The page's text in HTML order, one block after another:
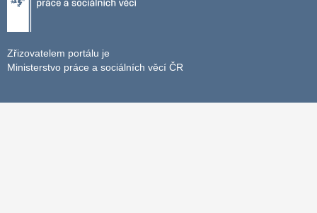
Zřizovatelem portálu je
Ministerstvo práce a sociálních věcí ČR